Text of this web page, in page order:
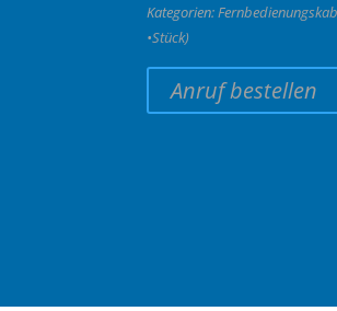
Kategorien:
•Stück)
Anruf bestellen